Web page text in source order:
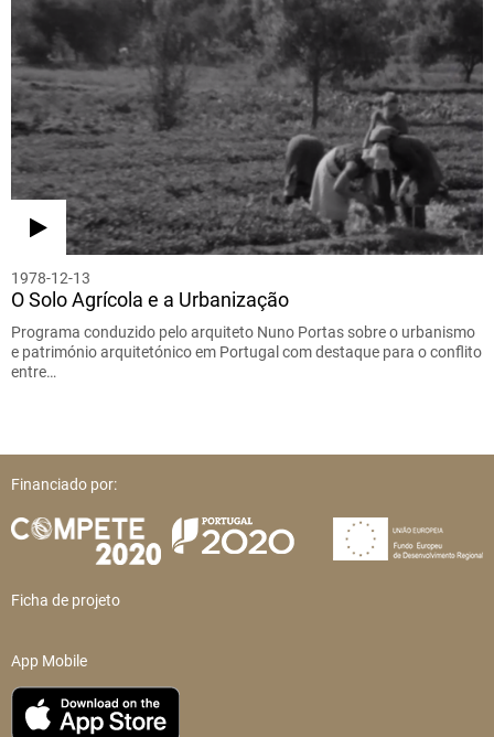
1978-12-13
O Solo Agrícola e a Urbanização
Programa conduzido pelo arquiteto Nuno Portas sobre o urbanismo
e património arquitetónico em Portugal com destaque para o conflito
entre…
Financiado por:
Ficha de projeto
App Mobile